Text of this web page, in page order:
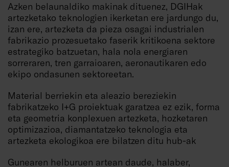
Azken belaunaldiko makinak dituenez, DGIHak
artezketako teknologien ikerketan ere jardungo du,
izan ere, artezketa da pieza osagai industrialen
fabrikazio prozesuetako faserik kritikoena sektore
estrategiko batzuetan, hala nola energiaren
sorreraren, tren garraioaren, aeronautikaren edo
ekipo ondasunen sektoreetan.
Material berriekin eta aleazio bereziekin
fabrikatzeko I+G proiektuak garatzea ez ezik, forma
eta geometria konplexuen artezketa, hozketaren
optimizazioa, diamantatzeko teknologia eta
artezketa ekologikoa ere bilatzen ditu hub-ak
Gunearen helburuen artean daude, halaber,